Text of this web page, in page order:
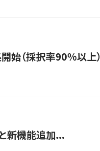
始（採択率90%以上）
新機能追加...